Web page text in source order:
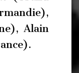
Alain